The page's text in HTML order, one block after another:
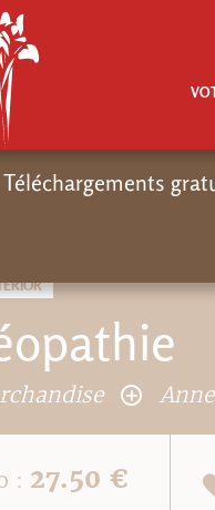
: 27.50 €
Téléchargements